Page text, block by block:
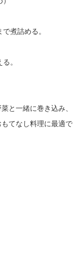
煮詰める。
。
と一緒に巻き込み、
てなし料理に最適で